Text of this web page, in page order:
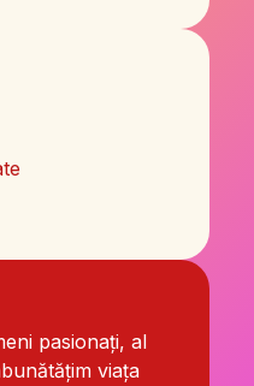
pasionați, al
viața